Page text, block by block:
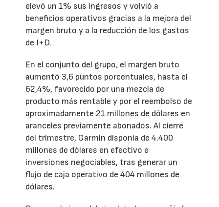
elevó un 1% sus ingresos y volvió a
beneficios operativos gracias a la mejora del
margen bruto y a la reducción de los gastos
de I+D.
En el conjunto del grupo, el margen bruto
aumentó 3,6 puntos porcentuales, hasta el
62,4%, favorecido por una mezcla de
producto más rentable y por el reembolso de
aproximadamente 21 millones de dólares en
aranceles previamente abonados. Al cierre
del trimestre, Garmin disponía de 4.400
millones de dólares en efectivo e
inversiones negociables, tras generar un
flujo de caja operativo de 404 millones de
dólares.